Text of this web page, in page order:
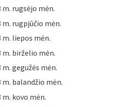
m. rugsėjo mėn.
m. rugpjūčio mėn.
m. liepos mėn.
m. birželio mėn.
m. gegužės mėn.
m. balandžio mėn.
m. kovo mėn.